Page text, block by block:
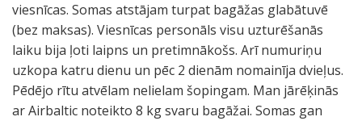
viesnīcas. Somas atstājam turpat bagāžas glabātuvē
(bez maksas). Viesnīcas personāls visu uzturēšanās
laiku bija ļoti laipns un pretimnākošs. Arī numuriņu
uzkopa katru dienu un pēc 2 dienām nomainīja dvieļus.
Pēdējo rītu atvēlam nelielam šopingam. Man jārēķinās
ar Airbaltic noteikto 8 kg svaru bagāžai. Somas gan